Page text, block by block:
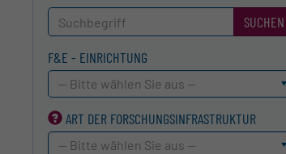
SUCHEN
F&E - EINRICHTUNG
-- Bitte wählen Sie aus --
ART DER FORSCHUNGS­INFRASTRUKTUR
-- Bitte wählen Sie aus --